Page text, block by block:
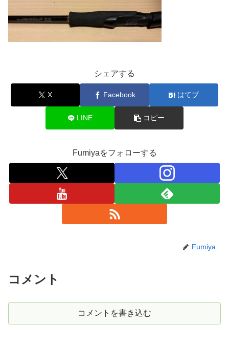
シェアする
X Facebook はてブ
LINE コピー
Fumiyaをフォローする
Fumiya
コメント
コメントを書き込む